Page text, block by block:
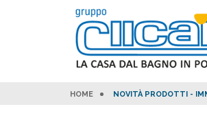
HOME NOVITÀ PRODOTTI -